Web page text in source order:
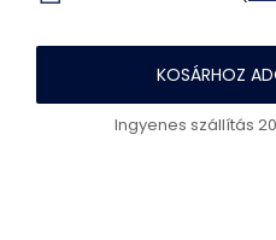
KOSÁRHOZ
Ingyenes szállítás